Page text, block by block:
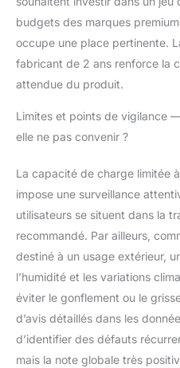
budgets des marques
occupe une place pertinente.
fabricant de 2 ans renforce la
attendue du produit.
Limites et points de vigilance
elle ne pas convenir ?
La capacité de charge limitée
impose une surveillance
utilisateurs se situent dans la
recommandé. Par ailleurs,
destiné à un usage extérieur,
l’humidité et les variations
éviter le gonflement ou le
d’avis détaillés dans les
d’identifier des défauts
mais la note globale très